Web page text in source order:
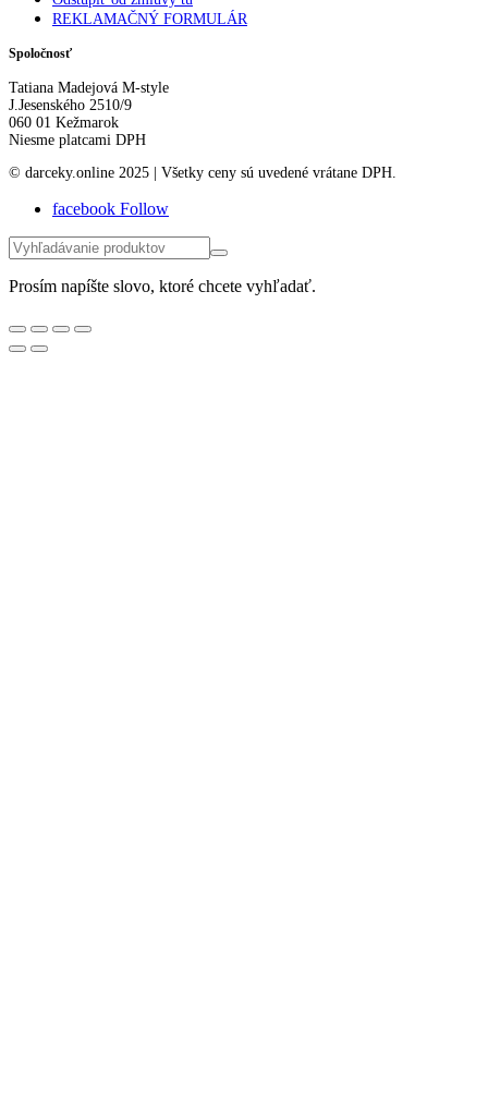
REKLAMAČNÝ FORMULÁR
Spoločnosť
Tatiana Madejová M-style
J.Jesenského 2510/9
060 01 Kežmarok
Niesme platcami DPH
© darceky.online 2025 | Všetky ceny sú uvedené vrátane DPH.
facebook Follow
Prosím napíšte slovo, ktoré chcete vyhľadať.